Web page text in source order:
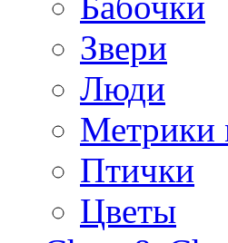
Звери
Люди
Птички
Цветы